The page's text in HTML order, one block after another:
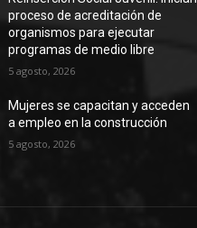
proceso de acreditación de
organismos para ejecutar
programas de medio libre
5 agosto, 2026
Mujeres se capacitan y acceden
a empleo en la construcción
5 agosto, 2026